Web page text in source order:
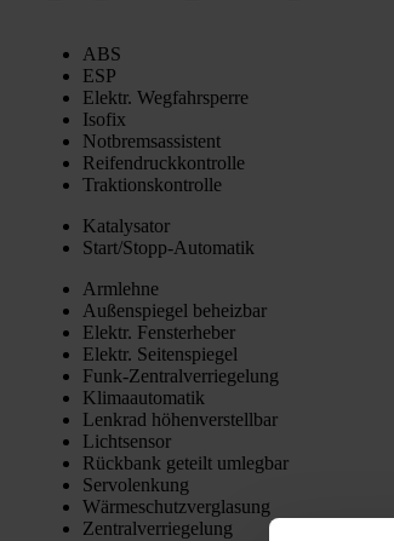
ABS
ESP
Elektr. Weg­fahr­sper­re
Iso­fix
Not­brems­as­sis­tent
Rei­fen­druck­kon­trol­le
Trak­ti­ons­kon­trol­le
Kata­ly­sa­tor
Star­t/­Stopp-Auto­ma­tik
Arm­leh­ne
Außen­spie­gel beheiz­bar
Elektr. Fens­ter­he­ber
Elektr. Sei­ten­spie­gel
Funk-Zen­tral­ver­rie­ge­lung
Kli­ma­au­to­ma­tik
Lenk­rad höhen­ver­stell­bar
Licht­sen­sor
Rück­bank geteilt umleg­bar
Ser­vo­len­kung
Wär­me­schutz­ver­gla­sung
Zen­tral­ver­rie­ge­lung